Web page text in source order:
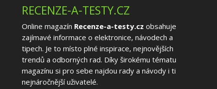
RECENZE-A-TESTY.CZ
Online magazín Recenze-a-testy.cz obsahuje
zajímavé informace o elektronice, návodech a
tipech. Je to místo plné inspirace, nejnovějších
trendů a odborných rad. Díky širokému tématu
magazínu si pro sebe najdou rady a návody i ti
nejnáročnější uživatelé.